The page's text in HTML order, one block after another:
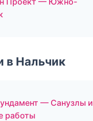
в Нальчик
— Санузлы и
работы